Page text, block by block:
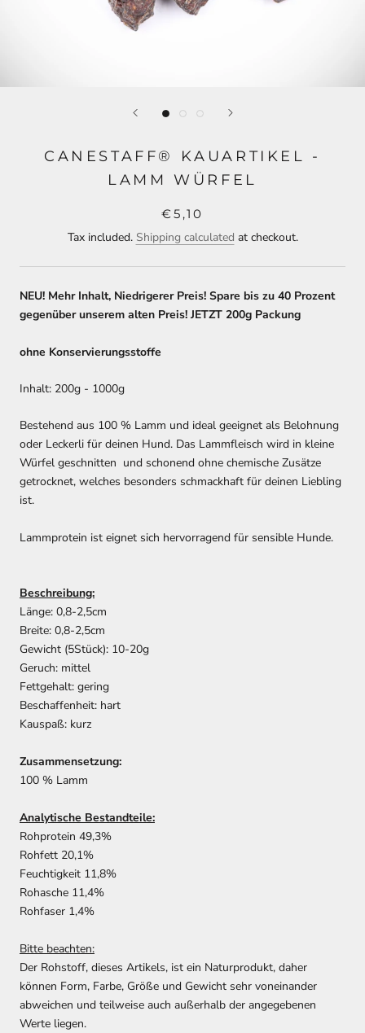
CANESTAFF® KAUARTIKEL -
LAMM WÜRFEL
€5,10
Tax included. Shipping calculated at checkout.
NEU! Mehr Inhalt, Niedrigerer Preis! Spare bis zu 40 Prozent
gegenüber unserem alten Preis! JETZT 200g Packung
ohne Konservierungsstoffe
Inhalt: 200g - 1000g
Bestehend aus 100 % Lamm und ideal geeignet als Belohnung
oder Leckerli für deinen Hund. Das Lammfleisch wird in kleine
Würfel geschnitten und schonend ohne chemische Zusätze
getrocknet, welches besonders schmackhaft für deinen Liebling
ist.
Lammprotein ist eignet sich hervorragend für sensible Hunde.
Beschreibung:
Länge: 0,8-2,5cm
Breite: 0,8-2,5cm
Gewicht (5Stück): 10-20g
Geruch: mittel
Fettgehalt: gering
Beschaffenheit: hart
Kauspaß: kurz
Zusammensetzung:
100 % Lamm
Analytische Bestandteile:
Rohprotein 49,3%
Rohfett 20,1%
Feuchtigkeit 11,8%
Rohasche 11,4%
Rohfaser 1,4%
Bitte beachten:
Der Rohstoff, dieses Artikels, ist ein Naturprodukt, daher
können Form, Farbe, Größe und Gewicht sehr voneinander
abweichen und teilweise auch außerhalb der angegebenen
Werte liegen.